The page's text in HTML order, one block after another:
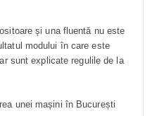
și una fluentă nu este
modului în care este
sunt explicate regulile de la
unei mașini în București